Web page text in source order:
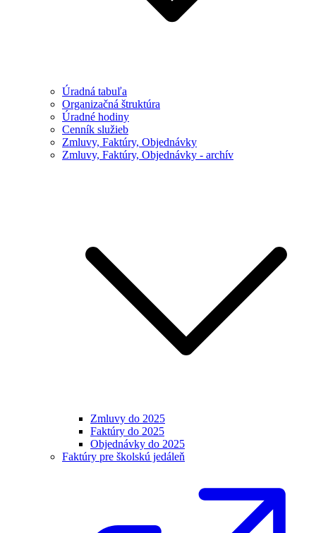
Úradná tabuľa
Organizačná štruktúra
Úradné hodiny
Cenník služieb
Zmluvy, Faktúry, Objednávky
Zmluvy, Faktúry, Objednávky - archív
Zmluvy do 2025
Faktúry do 2025
Objednávky do 2025
Faktúry pre školskú jedáleň